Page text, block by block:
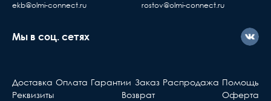
оборудование у нас, но
Берете ваш гарантийный
обращаетесь в
ekb@olmi-connect.ru
rostov@olmi-connect.ru
Мы в соц. сетях
Доставка Оплата Гарантии Заказ Распродажа Помощь
Реквизиты
Возврат Оферта